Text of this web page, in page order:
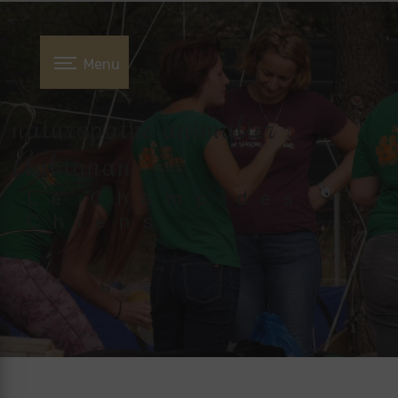
Menu
naturopathe animalier
Aubignan
Le Champ des
Chiens